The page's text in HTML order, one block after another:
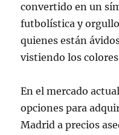
convertido en un
futbolística y
quienes están
vistiendo los
En el mercado
opciones para
Madrid a precios